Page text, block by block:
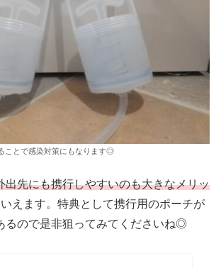
ことで感染対策にもなります◎
出先にも携行しやすいのも大きなメリッ
えます。特典として携行用のポーチが
るので是非狙ってみてくださいね◎